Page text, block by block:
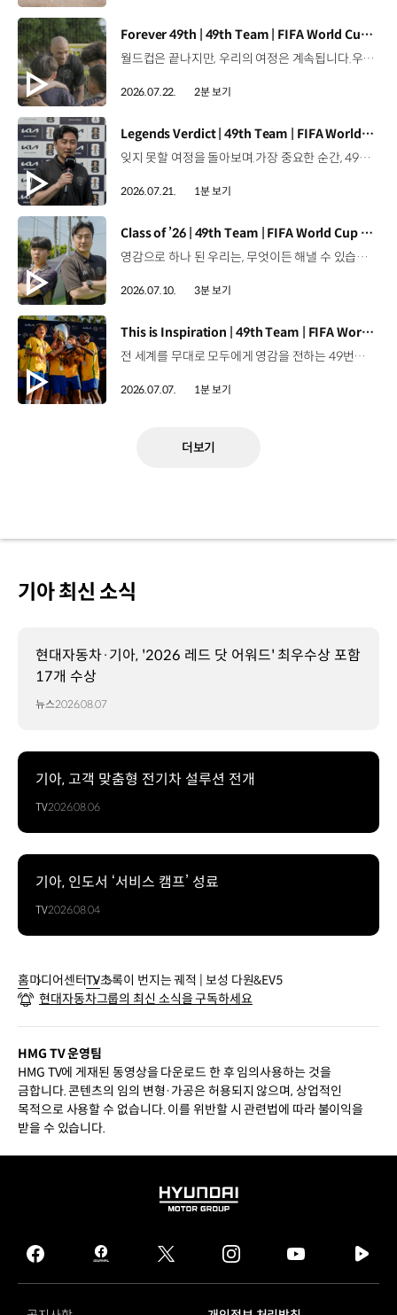
[동영상]
Forever 49th | 49th Team | FIFA World Cup 2026™
월드컵은 끝나지만, 우리의 여정은 계속됩니다.우리는 영원한 49번째 팀입니다. 자세히 보기 ▶ #Kia #InspirationConnectsUsAll #49thTeam #OMBC #FIFAWorldCup2026 유튜브 쇼츠 보기 >
2026.07.22. 2분 보기
[동영상]
Legends Verdict | 49th Team | FIFA World Cup 2026™
잊지 못할 여정을 돌아보며.가장 중요한 순간, 49번째 팀이 공을 건네며 완벽하게 임무를 해낸 그 순간을 함께 돌아봅니다. 자세히 보기 ▶ #Kia #InspirationConnectsUsAll #49thTeam #OMBC #FIFAWorldCup2026 유튜브 쇼츠 보기 >
2026.07.21. 1분 보기
[동영상]
Class of ’26 | 49th Team | FIFA World Cup 2026™
영감으로 하나 된 우리는, 무엇이든 해낼 수 있습니다.세계 곳곳에서 모인 2026년의 주인공들이 FIFA 월드컵™ 오피셜 매치볼 캐리어로 꿈의 무대에 섰습니다. 자세히 보기 ▶ #Kia #InspirationConnectsUsAll #49thTeam #OMBC #FIFAWorldCup2026 유튜브 쇼츠 보기 >
2026.07.10. 3분 보기
[동영상]
This is Inspiration | 49th Team | FIFA World Cup 2026™
전 세계를 무대로 모두에게 영감을 전하는 49번째 팀.FIFA 월드컵 2026™을 향한 여정 속, 이제 사람들의 시선은 이 어린 스타들에게 향합니다. 자세히 보기 ▶ #Kia #InspirationConnectsUsAll #49thTeam #OMBC #FIFAWorldCup2026 유튜브 쇼츠 보기 >
2026.07.07. 1분 보기
더보기
기아 최신 소식
현대자동차·기아, '2026 레드 닷 어워드' 최우수상 포함
17개 수상
뉴스2026.08.07
기아, 고객 맞춤형 전기차 설루션 전개
TV2026.08.06
기아, 인도서 ‘서비스 캠프’ 성료
TV2026.08.04
홈미디어센터TV초록이 번지는 궤적 | 보성 다원&EV5
현대자동차그룹의 최신 소식을 구독하세요
HMG TV 운영팀
HMG TV에 게재된 동영상을 다운로드 한 후 임의사용하는 것을
금합니다. 콘텐츠의 임의 변형·가공은 허용되지 않으며, 상업적인
목적으로 사용할 수 없습니다. 이를 위반할 시 관련법에 따라 불이익을
받을 수 있습니다.
HYUNDAI
GROUP
facebook
hmg
journal
twitter instagram
tv